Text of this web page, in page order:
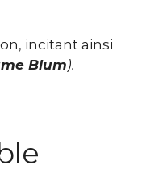
incitant ainsi
Blum).